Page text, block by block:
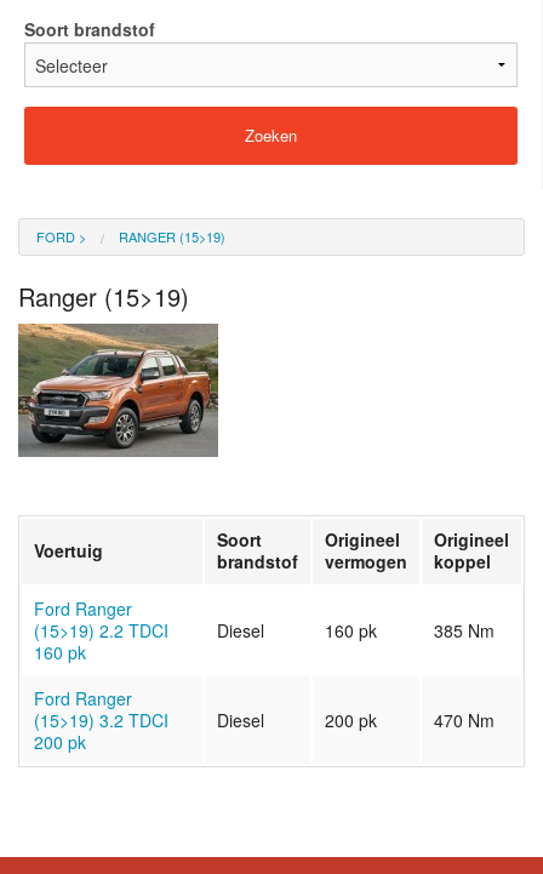
Soort brandstof
FORD > RANGER (15>19)
Ranger (15>19)
Voertuig
Soort
brandstof
Origineel
vermogen
Origineel
koppel
Ford Ranger
(15>19) 2.2 TDCI
160 pk
Diesel 160 pk 385 Nm
Ford Ranger
(15>19) 3.2 TDCI
200 pk
Diesel 200 pk 470 Nm